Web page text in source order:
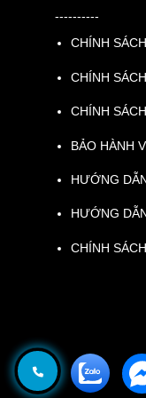
----------
CHÍNH
CHÍNH
CHÍNH
BẢO HÀNH
HƯỚNG
HƯỚNG
CHÍNH